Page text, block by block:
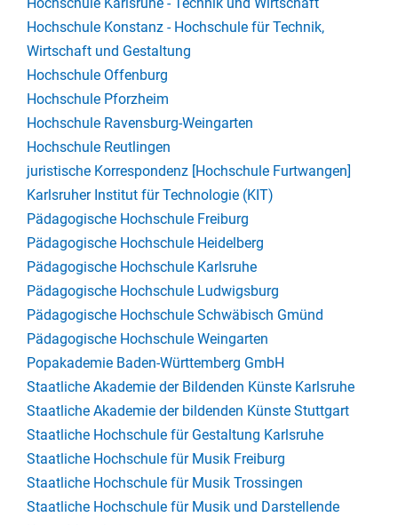
Hochschule Konstanz - Hochschule für Technik,
Wirtschaft und Gestaltung
Hochschule Offenburg
Hochschule Pforzheim
Hochschule Ravensburg-Weingarten
Hochschule Reutlingen
juristische Korrespondenz [Hochschule Furtwangen]
Karlsruher Institut für Technologie (KIT)
Pädagogische Hochschule Freiburg
Pädagogische Hochschule Heidelberg
Pädagogische Hochschule Karlsruhe
Pädagogische Hochschule Ludwigsburg
Pädagogische Hochschule Schwäbisch Gmünd
Pädagogische Hochschule Weingarten
Popakademie Baden-Württemberg GmbH
Staatliche Akademie der Bildenden Künste Karlsruhe
Staatliche Akademie der bildenden Künste Stuttgart
Staatliche Hochschule für Gestaltung Karlsruhe
Staatliche Hochschule für Musik Freiburg
Staatliche Hochschule für Musik Trossingen
Staatliche Hochschule für Musik und Darstellende